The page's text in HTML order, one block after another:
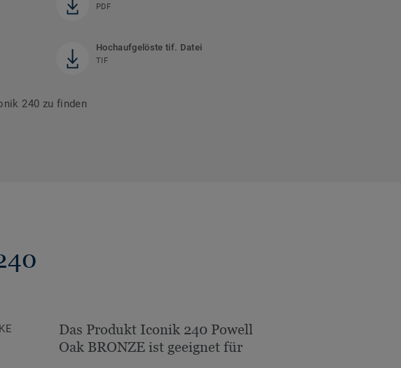
PDF
Hochaufgelöste tif. Datei
TIF
240 zu finden
Das Produkt Iconik 240 Powell
Oak BRONZE ist geeignet für